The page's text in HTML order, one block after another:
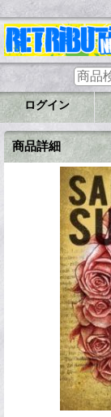
ログイン
商品詳細